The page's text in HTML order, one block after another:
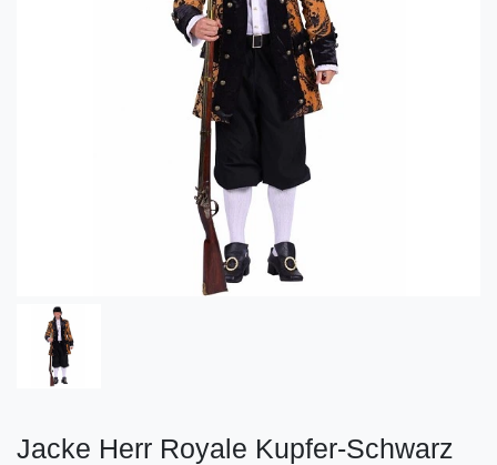
Jacke Herr Royale Kupfer-Schwarz